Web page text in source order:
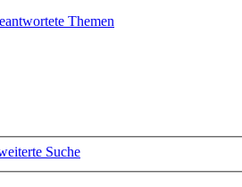
Themen
Suche